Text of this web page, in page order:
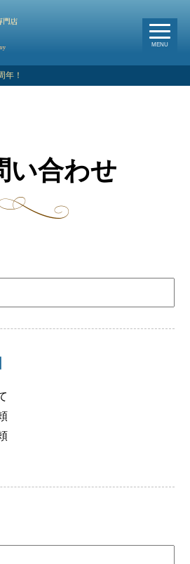
MENU
べる買取・査定方法
い合わせ
で問い合わせる
問い合わせる
年！
い合わせ